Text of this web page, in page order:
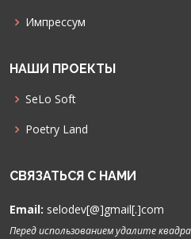
Импрессум
НАШИ ПРОЕКТЫ
SeLo Soft
Poetry Land
СВЯЗАТЬСЯ С НАМИ
Email: selodev[@]gmail[.]com
Перед использованием удалите